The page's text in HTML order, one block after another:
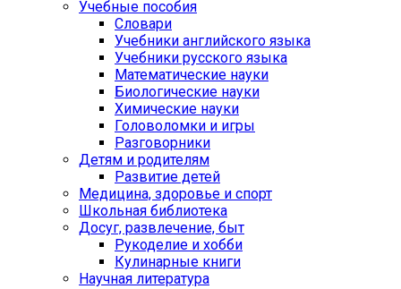
Учебные пособия
Словари
Учебники английского языка
Учебники русского языка
Математические науки
Биологические науки
Химические науки
Головоломки и игры
Разговорники
Детям и родителям
Развитие детей
Медицина, здоровье и спорт
Школьная библиотека
Досуг, развлечение, быт
Рукоделие и хобби
Кулинарные книги
Научная литература